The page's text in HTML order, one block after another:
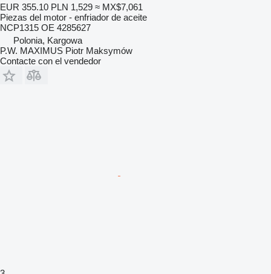
EUR 355.10 PLN 1,529 ≈ MX$7,061
Piezas del motor - enfriador de aceite
NCP1315 OE 4285627
Polonia, Kargowa
P.W. MAXIMUS Piotr Maksymów
Contacte con el vendedor